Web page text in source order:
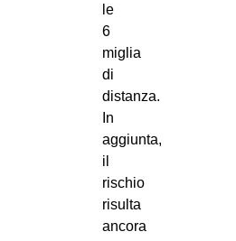
le
6
miglia
di
distanza.
In
aggiunta,
il
rischio
risulta
ancora